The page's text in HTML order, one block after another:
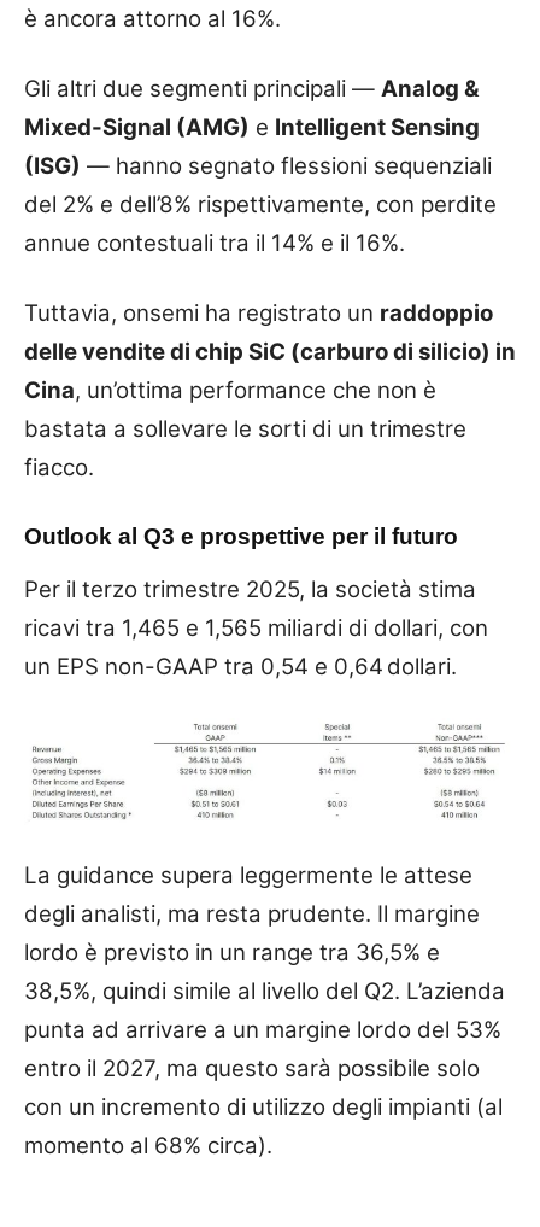
è ancora attorno al 16%.
Gli altri due segmenti principali — Analog &
Mixed-Signal (AMG) e Intelligent Sensing
(ISG) — hanno segnato flessioni sequenziali
del 2% e dell’8% rispettivamente, con perdite
annue contestuali tra il 14% e il 16%.
Tuttavia, onsemi ha registrato un raddoppio
delle vendite di chip SiC (carburo di silicio) in
Cina, un’ottima performance che non è
bastata a sollevare le sorti di un trimestre
fiacco.
Outlook al Q3 e prospettive per il futuro
Per il terzo trimestre 2025, la società stima
ricavi tra 1,465 e 1,565 miliardi di dollari, con
un EPS non-GAAP tra 0,54 e 0,64 dollari.
La guidance supera leggermente le attese
degli analisti, ma resta prudente. Il margine
lordo è previsto in un range tra 36,5% e
38,5%, quindi simile al livello del Q2. L’azienda
punta ad arrivare a un margine lordo del 53%
entro il 2027, ma questo sarà possibile solo
con un incremento di utilizzo degli impianti (al
momento al 68% circa).